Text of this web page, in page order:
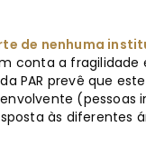
de nenhuma
conta a
PAR prevê que
(pessoas
às diferentes